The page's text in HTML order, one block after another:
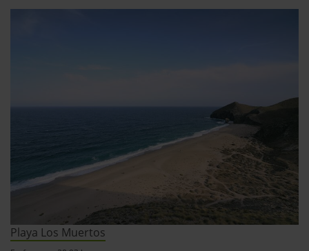
Playa Los Muertos